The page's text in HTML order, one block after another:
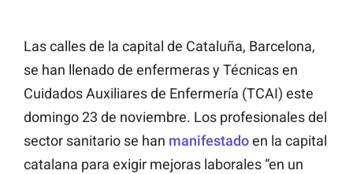
Las calles de la capital de Cataluña, Barcelona,
se han llenado de enfermeras y Técnicas en
Cuidados Auxiliares de Enfermería (TCAI) este
domingo 23 de noviembre. Los profesionales del
sector sanitario se han manifestadoen la capital
catalana para exigir mejoras laborales “en un